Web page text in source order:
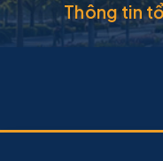
Thông tin